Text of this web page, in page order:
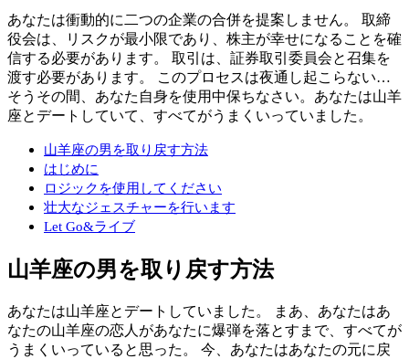
あなたは衝動的に二つの企業の合併を提案しません。 取締
役会は、リスクが最小限であり、株主が幸せになることを確
信する必要があります。 取引は、証券取引委員会と召集を
渡す必要があります。 このプロセスは夜通し起こらない…
そうその間、あなた自身を使用中保ちなさい。あなたは山羊
座とデートしていて、すべてがうまくいっていました。
山羊座の男を取り戻す方法
はじめに
ロジックを使用してください
壮大なジェスチャーを行います
Let Go&ライブ
山羊座の男を取り戻す方法
あなたは山羊座とデートしていました。 まあ、あなたはあ
なたの山羊座の恋人があなたに爆弾を落とすまで、すべてが
うまくいっていると思った。 今、あなたはあなたの元に戻